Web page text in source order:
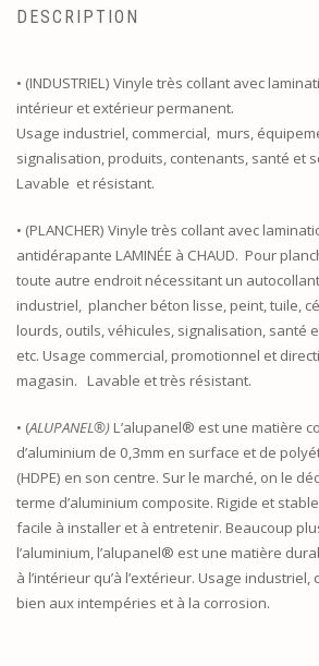
DESCRIPTION
• (INDUSTRIEL) Vinyle très collant avec
intérieur et extérieur permanent.
Usage industriel, commercial, murs,
signalisation, produits, contenants, santé et
Lavable et résistant.
• (PLANCHER) Vinyle très collant avec
antidérapante LAMINÉE à CHAUD. Pour
toute autre endroit nécessitant un
industriel, plancher béton lisse, peint, tuile,
lourds, outils, véhicules, signalisation, santé
etc. Usage commercial, promotionnel et
magasin. Lavable et très résistant.
• (ALUPANEL®)L’alupanel® est une matière
d’aluminium de 0,3mm en surface et de
(HDPE) en son centre. Sur le marché, on le
terme d’aluminium composite. Rigide et
facile à installer et à entretenir. Beaucoup
l’aluminium, l’alupanel® est une matière
à l’intérieur qu’à l’extérieur. Usage industriel,
bien aux intempéries et à la corrosion.